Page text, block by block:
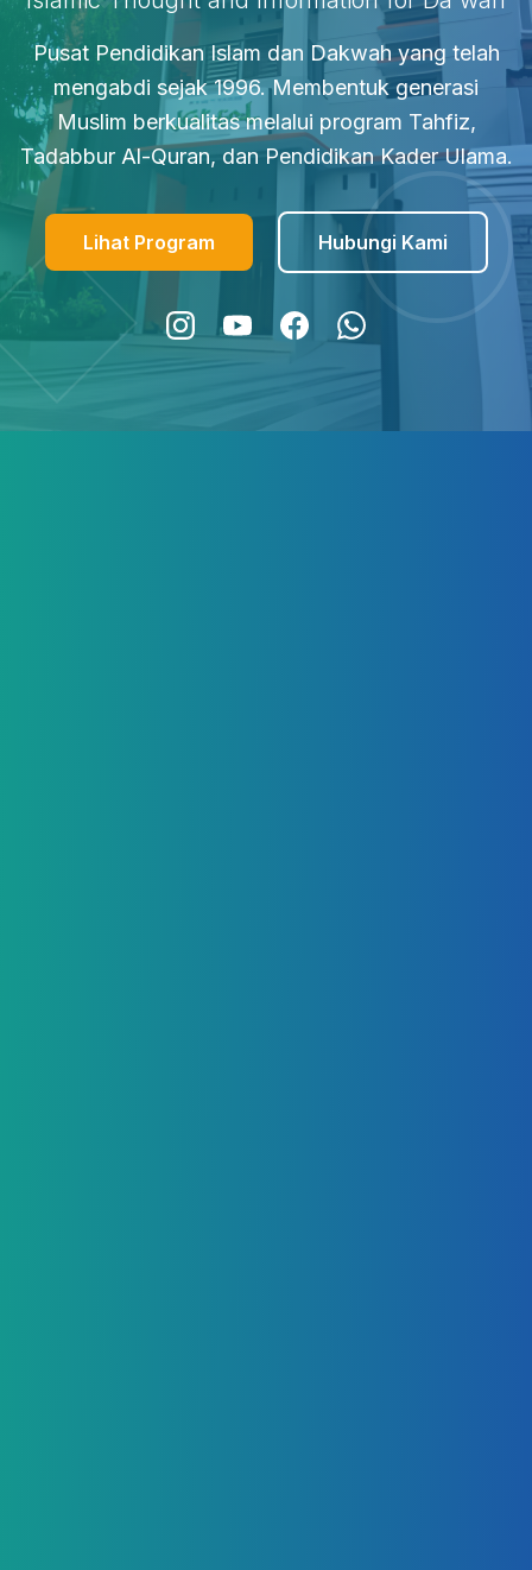
Pusat Pendidikan Islam dan Dakwah yang telah
mengabdi sejak 1996. Membentuk generasi
Muslim berkualitas melalui program Tahfiz,
Tadabbur Al-Quran, dan Pendidikan Kader Ulama.
Lihat Program Hubungi Kami